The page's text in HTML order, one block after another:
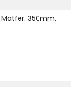
350mm.